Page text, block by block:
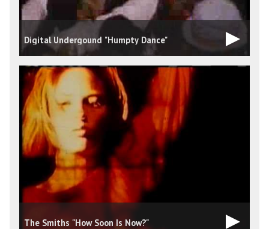
Digital Undergound "Humpty Dance"
The Smiths "How Soon Is Now?"